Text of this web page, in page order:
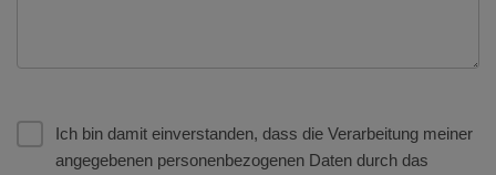
Ich bin damit einverstanden, dass die Verarbeitung meiner
angegebenen personenbezogenen Daten durch das